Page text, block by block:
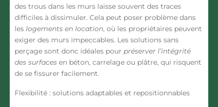
des trous dans les murs laisse souvent des traces
difficiles à dissimuler. Cela peut poser problème dans
les logements en location, où les propriétaires peuvent
exiger des murs impeccables. Les solutions sans
perçage sont donc idéales pour préserver l’intégrité
des surfaces en béton, carrelage ou plâtre, qui risquent
de se fissurer facilement.
Flexibilité : solutions adaptables et repositionnables